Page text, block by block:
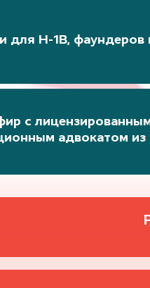
для H-1B,
с
адвокатом